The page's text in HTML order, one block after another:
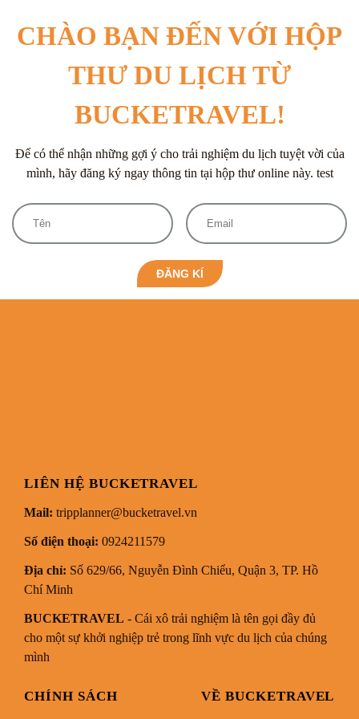
CHÀO BẠN ĐẾN VỚI HỘP
THƯ DU LỊCH TỪ
BUCKETRAVEL!
Để có thể nhận những gợi ý cho trải nghiệm du lịch tuyệt vời của
mình, hãy đăng ký ngay thông tin tại hộp thư online này. test
ĐĂNG KÍ
LIÊN HỆ BUCKETRAVEL
Mail: tripplanner@bucketravel.vn
Số điện thoại: 0924211579
Địa chỉ: Số 629/66, Nguyễn Đình Chiểu, Quận 3, TP. Hồ
Chí Minh
BUCKETRAVEL - Cái xô trải nghiệm là tên gọi đầy đủ
cho một sự khởi nghiệp trẻ trong lĩnh vực du lịch của chúng
mình
CHÍNH SÁCH VỀ BUCKETRAVEL